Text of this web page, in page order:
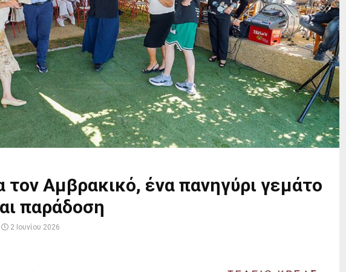
τον Αμβρακικό, ένα πανηγύρι γεμάτο
παράδοση
2 Ιουνίου 2026